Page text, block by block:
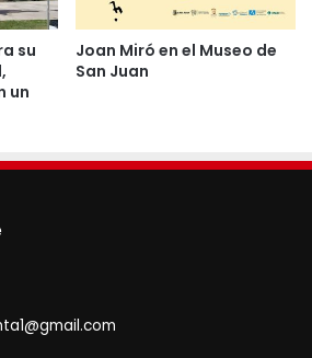
pública)
Gaztambide”
su
un
Joan Miró en el Museo de
San Juan